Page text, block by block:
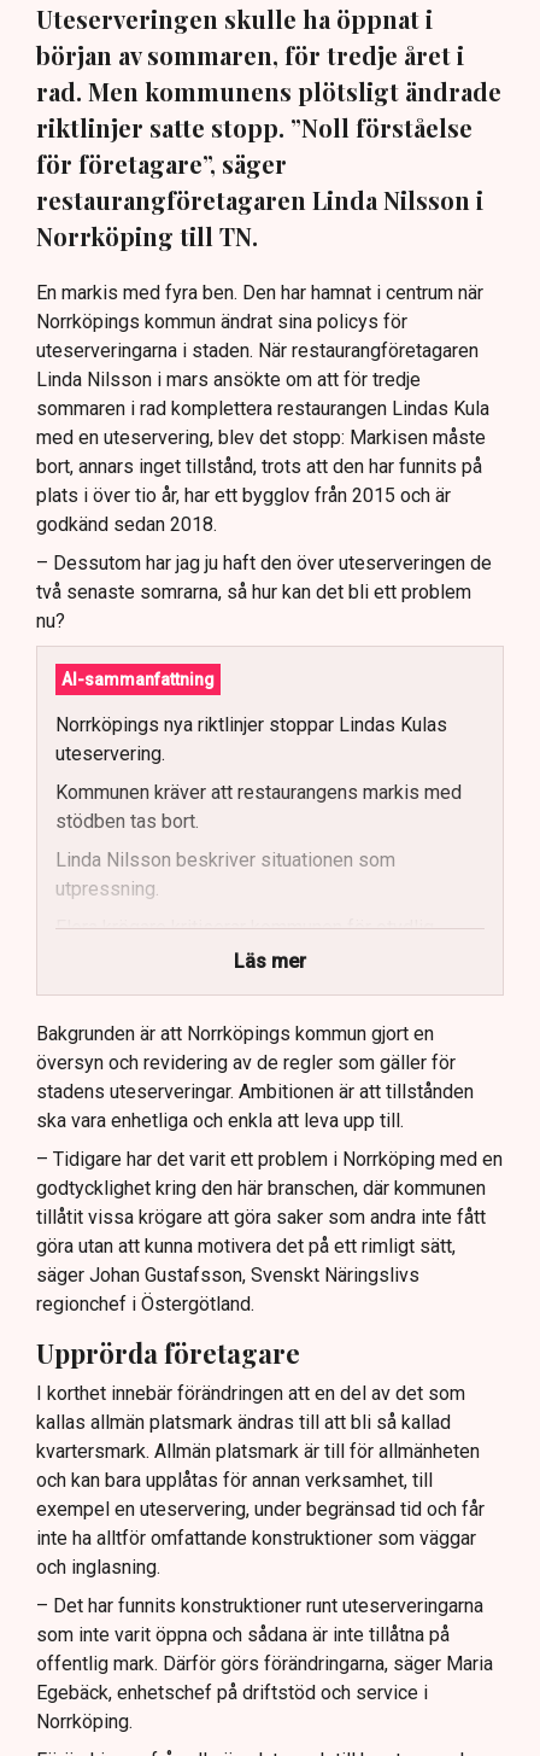
Uteserveringen skulle ha öppnat i
början av sommaren, för tredje året i
rad. Men kommunens plötsligt ändrade
riktlinjer satte stopp. ”Noll förståelse
för företagare”, säger
restaurangföretagaren Linda Nilsson i
Norrköping till TN.
En markis med fyra ben. Den har hamnat i centrum när
Norrköpings kommun ändrat sina policys för
uteserveringarna i staden. När restaurangföretagaren
Linda Nilsson i mars ansökte om att för tredje
sommaren i rad komplettera restaurangen Lindas Kula
med en uteservering, blev det stopp: Markisen måste
bort, annars inget tillstånd, trots att den har funnits på
plats i över tio år, har ett bygglov från 2015 och är
godkänd sedan 2018.
– Dessutom har jag ju haft den över uteserveringen de
två senaste somrarna, så hur kan det bli ett problem
nu?
AI-sammanfattning
Norrköpings nya riktlinjer stoppar Lindas Kulas
uteservering.
Kommunen kräver att restaurangens markis med
stödben tas bort.
Linda Nilsson beskriver situationen som
utpressning.
Flera krögare kritiserar kommunen för otydlig
Kommunen vill skapa enhetliga regler för
uteserveringar.
Lindas Kula ställer in uteserveringen för
sommaren.
Läs mer
Bakgrunden är att Norrköpings kommun gjort en
översyn och revidering av de regler som gäller för
stadens uteserveringar. Ambitionen är att tillstånden
ska vara enhetliga och enkla att leva upp till.
– Tidigare har det varit ett problem i Norrköping med en
godtycklighet kring den här branschen, där kommunen
tillåtit vissa krögare att göra saker som andra inte fått
göra utan att kunna motivera det på ett rimligt sätt,
säger Johan Gustafsson, Svenskt Näringslivs
regionchef i Östergötland.
Upprörda företagare
I korthet innebär förändringen att en del av det som
kallas allmän platsmark ändras till att bli så kallad
kvartersmark. Allmän platsmark är till för allmänheten
och kan bara upplåtas för annan verksamhet, till
exempel en uteservering, under begränsad tid och får
inte ha alltför omfattande konstruktioner som väggar
och inglasning.
– Det har funnits konstruktioner runt uteserveringarna
som inte varit öppna och sådana är inte tillåtna på
offentlig mark. Därför görs förändringarna, säger Maria
Egebäck, enhetschef på driftstöd och service i
Norrköping.